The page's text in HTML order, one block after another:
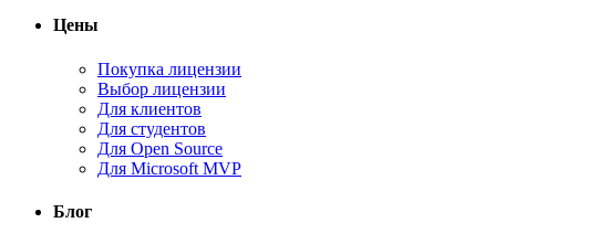
Цены
Покупка лицензии
Выбор лицензии
Для клиентов
Для студентов
Для Open Source
Для Microsoft MVP
Блог